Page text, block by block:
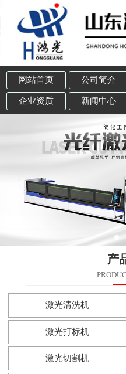
网站首页 公司简介
企业资质 新闻中心
产
激光清洗机
激光打标机
激光切割机